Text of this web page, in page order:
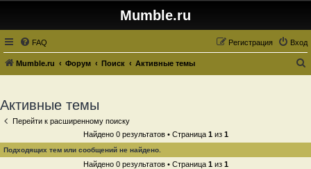
Mumble.ru
FAQ Вход
Регистрация
Mumble.ru Форум Поиск Активные темы
Активные темы
Перейти к расширенному поиску
Найдено 0 результатов • Страница 1из 1
Подходящих тем или сообщений не найдено.
Найдено 0 результатов • Страница 1из 1